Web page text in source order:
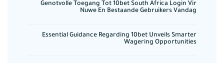
Genotvolle Toegang Tot 10bet South Africa Login Vir
Nuwe En Bestaande Gebruikers Vandag
Essential Guidance Regarding 10bet Unveils Smarter
Wagering Opportunities